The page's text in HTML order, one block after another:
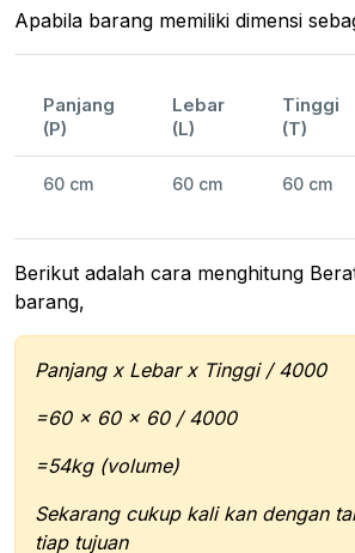
Apabila barang memiliki dimensi
Panjang
(P)
Lebar
(L)
Tinggi
(T)
60 cm 60 cm 60 cm
Berikut adalah cara menghitung
barang,
Panjang x Lebar x Tinggi / 4000
=60 x 60 x 60 / 4000
=54kg (volume)
Sekarang cukup kali kan dengan
tiap tujuan